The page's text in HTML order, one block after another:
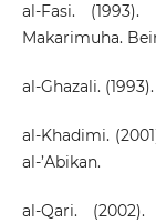
al-Fasi. (1993).
Makarimuha.
al-Ghazali.
al-Khadimi.
al-’Abikan.
al-Qari.